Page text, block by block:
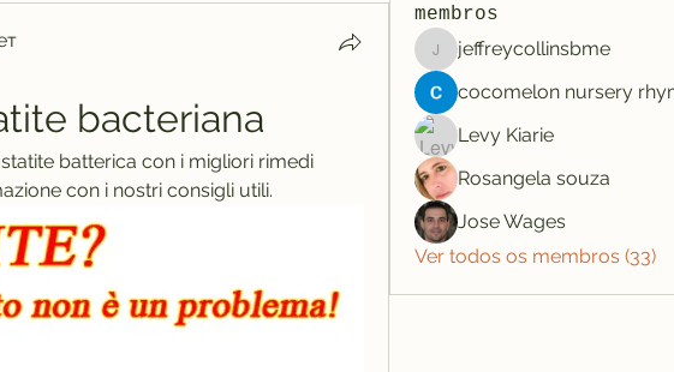
bacteriana
batterica con i migliori rimedi
con i nostri consigli utili.
membros
jeffreycollinsbme
jeffreycollinsbme
Levy Kiarie
Rosangela souza
Jose Wages
Ver todos os membros (33)